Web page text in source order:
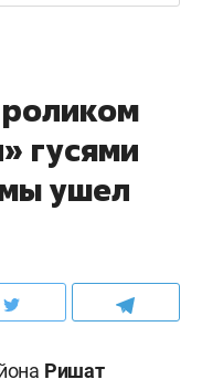
гусями
ушел
Ришат